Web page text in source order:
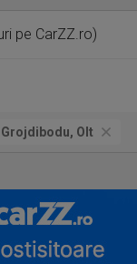
pe CarZZ.ro)
Grojdibodu, Olt